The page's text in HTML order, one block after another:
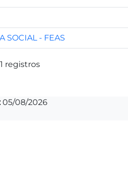
SOCIAL - FEAS
registros
05/08/2026